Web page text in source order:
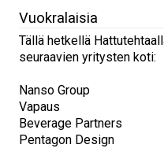
Vuokralaisia
Tällä hetkellä
seuraavien yritysten koti:
Nanso Group
Vapaus
Beverage Partners
Pentagon Design